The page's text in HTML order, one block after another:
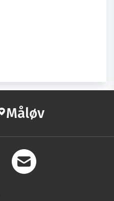
Måløv